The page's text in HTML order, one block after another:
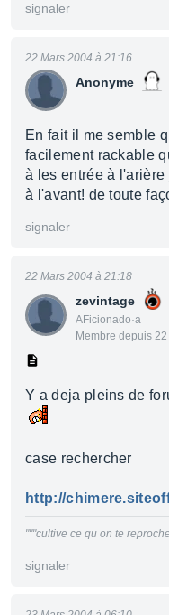
signaler
Anonyme
22 Mars 2004 à 21:16
En fait il me semble
facilement rackable
à les entrée à
à l'avant! de toute
signaler
zevintage
AFicionado·a
Membre depuis
22 Mars 2004 à 21:18
Y a deja pleins de
case rechercher
http://
"""cultive ce qu on te
signaler